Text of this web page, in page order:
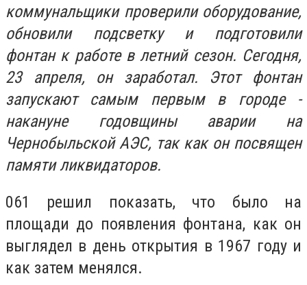
коммунальщики проверили оборудование,
обновили подсветку и подготовили
фонтан к работе в летний сезон. Сегодня,
23 апреля, он заработал. Этот фонтан
запускают самым первым в городе -
накануне годовщины аварии на
Чернобыльской АЭС, так как он посвящен
памяти ликвидаторов.
061 решил показать, что было на
площади до появления фонтана, как он
выглядел в день открытия в 1967 году и
как затем менялся.